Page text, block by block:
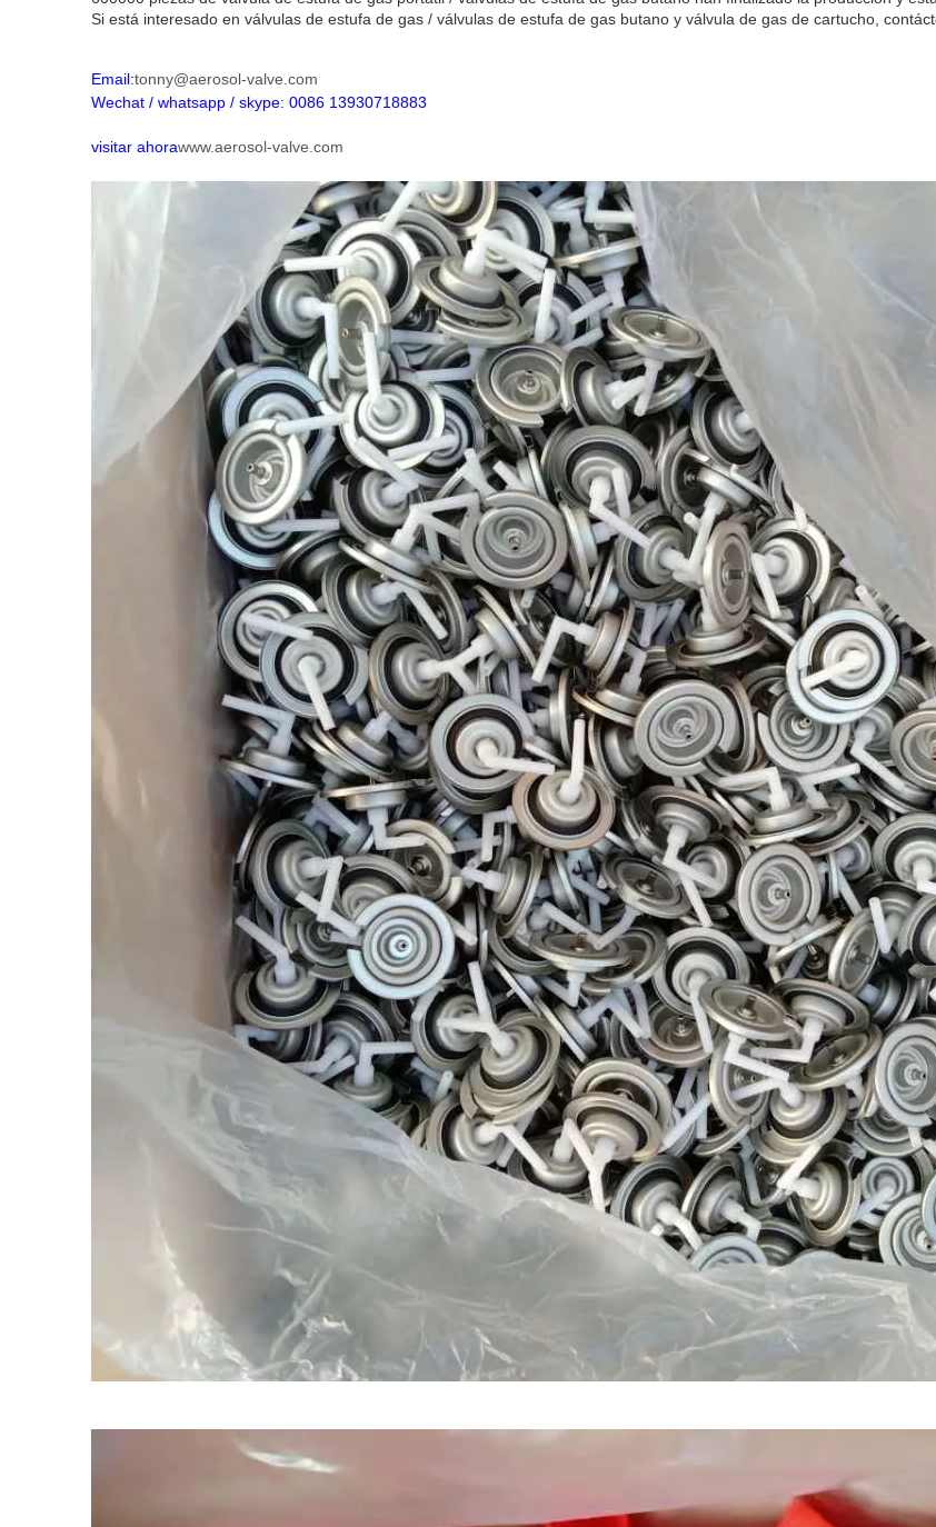
Si está interesado en válvulas de estufa de gas / válvulas de estufa de gas butano y válvula de gas de cartucho,
Email:tonny@aerosol-valve.com
Wechat / whatsapp / skype: 0086 13930718883
visitar ahorawww.aerosol-valve.com